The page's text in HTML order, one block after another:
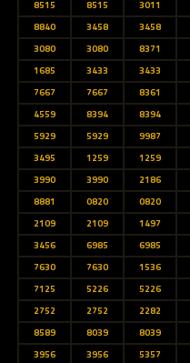
8515
8515 3011
8840
3458 3458
3080
3080 8371
1685
3433 3433
7667
7667 8361
4559
8394 8394
5929
5929 9987
3495
1259 1259
3990
3990 2186
8881
0820 0820
2109
2109 1497
3456
6985 6985
7630
7630 1536
7125
5226 5226
2752
2752 2282
8589
8039 8039
3956
3956 5357